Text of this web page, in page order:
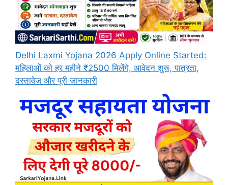
Delhi Laxmi Yojana 2026 Apply Online Started:
महिलाओं को हर महीने ₹2500 मिलेंगे, आवेदन शुरू, पात्रता,
दस्तावेज और पूरी जानकारी